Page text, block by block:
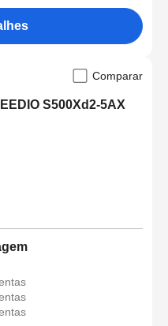
Comparar
S500Xd2-5AX